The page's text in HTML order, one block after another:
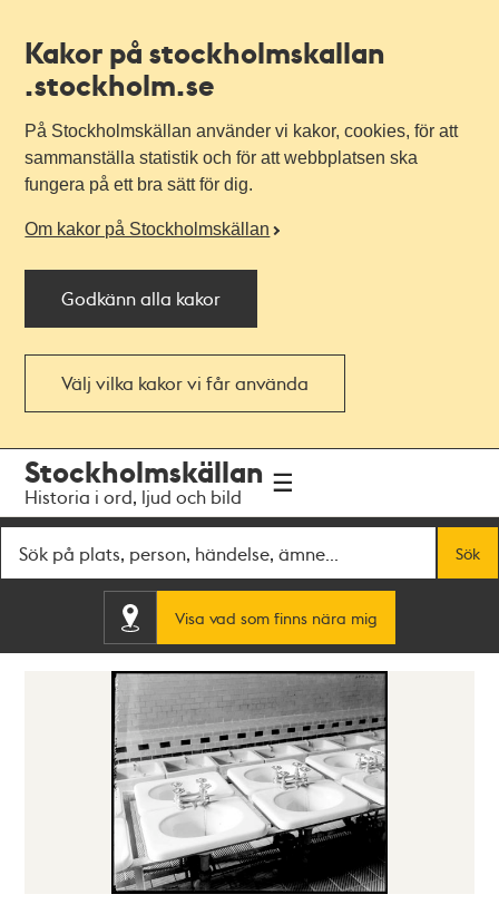
Kakor på stockholmskallan
.stockholm.se
På Stockholmskällan använder vi kakor, cookies, för att
sammanställa statistik och för att webbplatsen ska
fungera på ett bra sätt för dig.
Om kakor på Stockholmskällan
Godkänn alla kakor
Välj vilka kakor vi får använda
navigationen
huvudinnehållet
Stockholmskällan
Historia i ord, ljud och bild
Sök
Visa vad som finns nära mig